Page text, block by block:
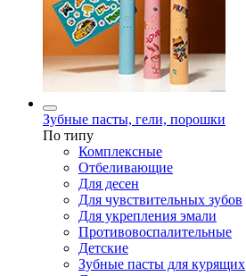
Зубные пасты, гели, порошки
По типу
Комплексные
Отбеливающие
Для десен
Для чувствительных зубов
Для укрепления эмали
Противовоспалительные
Детские
Зубные пасты для курящих